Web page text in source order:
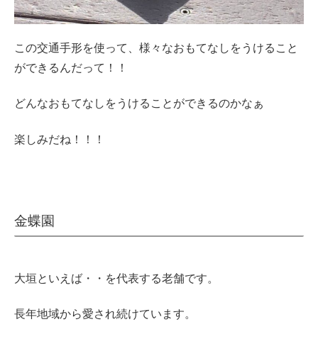
この交通手形を使って、様々なおもてなしをうけること
ができるんだって！！
どんなおもてなしをうけることができるのかなぁ
楽しみだね！！！
金蝶園
大垣といえば・・を代表する老舗です。
長年地域から愛され続けています。